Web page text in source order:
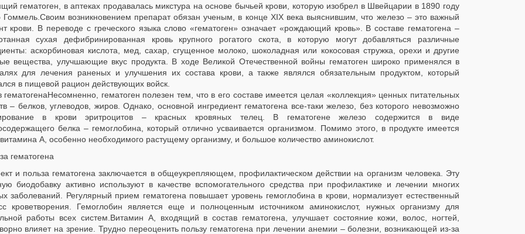
гематоген, в аптеках продавалась микстура на основе бычьей крови, которую изобрел в Швейцарии в 1890 году
Гоммель.Своим возникновением препарат обязан ученым, в конце XIX века выяснившим, что железо – это важный
крови. В переводе с греческого языка слово «гематоген» означает «рождающий кровь». В составе гематогена –
сухая дефибринированная кровь крупного рогатого скота, в которую могут добавляться различные
аскорбиновая кислота, мед, сахар, сгущенное молоко, шоколадная или кокосовая стружка, орехи и другие
вещества, улучшающие вкус продукта. В ходе Великой Отечественной войны гематоген широко применялся в
для лечения раненых и улучшения их состава крови, а также являлся обязательным продуктом, который
в пищевой рацион действующих войск.
гематогенаНесомненно, гематоген полезен тем, что в его составе имеется целая «коллекция» ценных питательных
– белков, углеводов, жиров. Однако, основной ингредиент гематогена все-таки железо, без которого невозможно
в крови эритроцитов – красных кровяных телец. В гематогене железо содержится в виде
белка – гемоглобина, который отлично усваивается организмом. Помимо этого, в продукте имеется
А, особенно необходимого растущему организму, и большое количество аминокислот.
гематогена
и польза гематогена заключается в общеукрепляющем, профилактическом действии на организм человека. Эту
биодобавку активно используют в качестве вспомогательного средства при профилактике и лечении многих
заболеваний. Регулярный прием гематогена повышает уровень гемоглобина в крови, нормализует естественный
кроветворения. Гемоглобин является еще и полноценным источником аминокислот, нужных организму для
работы всех систем.Витамин А, входящий в состав гематогена, улучшает состояние кожи, волос, ногтей,
влияет на зрение. Трудно переоценить пользу гематогена при лечении анемии – болезни, возникающей из-за